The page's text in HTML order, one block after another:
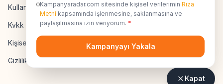
Kampanyaradar.com sitesinde kişisel verilerimin Rıza
Metni kapsamında işlenmesine, saklanmasına ve
paylaşılmasına izin veriyorum. *
Kampanyayı Yakala
Kapat
Kullanıcı Sözleşmesi
Kvkk Uyumluluk
Kişisel Veri İzni
Gizlilik Sözleşmesi